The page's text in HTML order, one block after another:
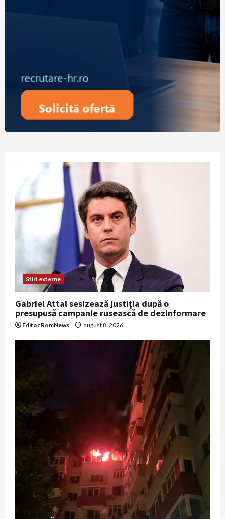
Stiri externe
Gabriel Attal sesizează justiția după o
presupusă campanie rusească de dezinformare
Editor RomNews august 8, 2026